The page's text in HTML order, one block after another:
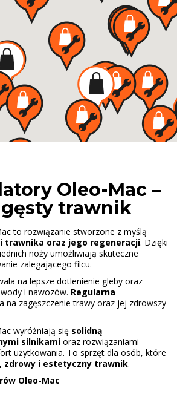
Oleo-Mac –
trawnik
to rozwiązanie stworzone z myślą
trawnika oraz jego regeneracji. Dzięki
noży umożliwiają skuteczne
zalegającego filcu.
na lepsze dotlenienie gleby oraz
i nawozów. Regularna
na zagęszczenie trawy oraz jej zdrowszy
wyróżniają się solidną
silnikami oraz rozwiązaniami
użytkowania. To sprzęt dla osób, które
zdrowy i estetyczny trawnik.
Oleo-Mac